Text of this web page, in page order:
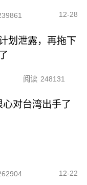
12-28
划泄露，再拖下
阅读 248131
对台湾出手了
12-22